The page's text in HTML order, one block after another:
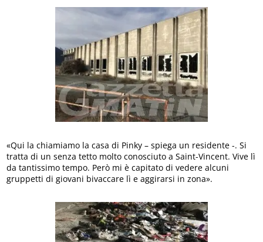
«Qui la chiamiamo la casa di Pinky – spiega un residente -. Si
tratta di un senza tetto molto conosciuto a Saint-Vincent. Vive lì
da tantissimo tempo. Però mi è capitato di vedere alcuni
gruppetti di giovani bivaccare lì e aggirarsi in zona».